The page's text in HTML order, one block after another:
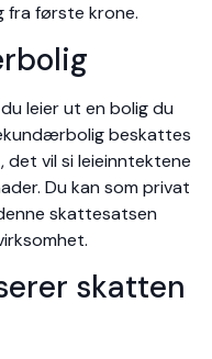
fra første krone.
leier ut en bolig du
beskattes
vil si leieinntektene
Du kan som privat
skattesatsen
skatten